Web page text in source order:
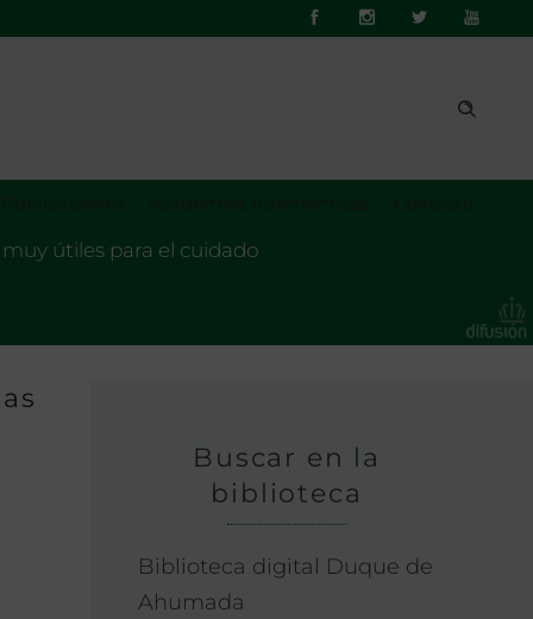
útiles para el cuidado
Buscar en la
biblioteca
Biblioteca digital Duque de
Ahumada